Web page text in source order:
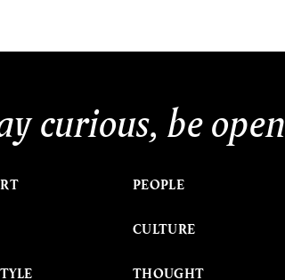
curious, be open
PEOPLE
CULTURE
THOUGHT